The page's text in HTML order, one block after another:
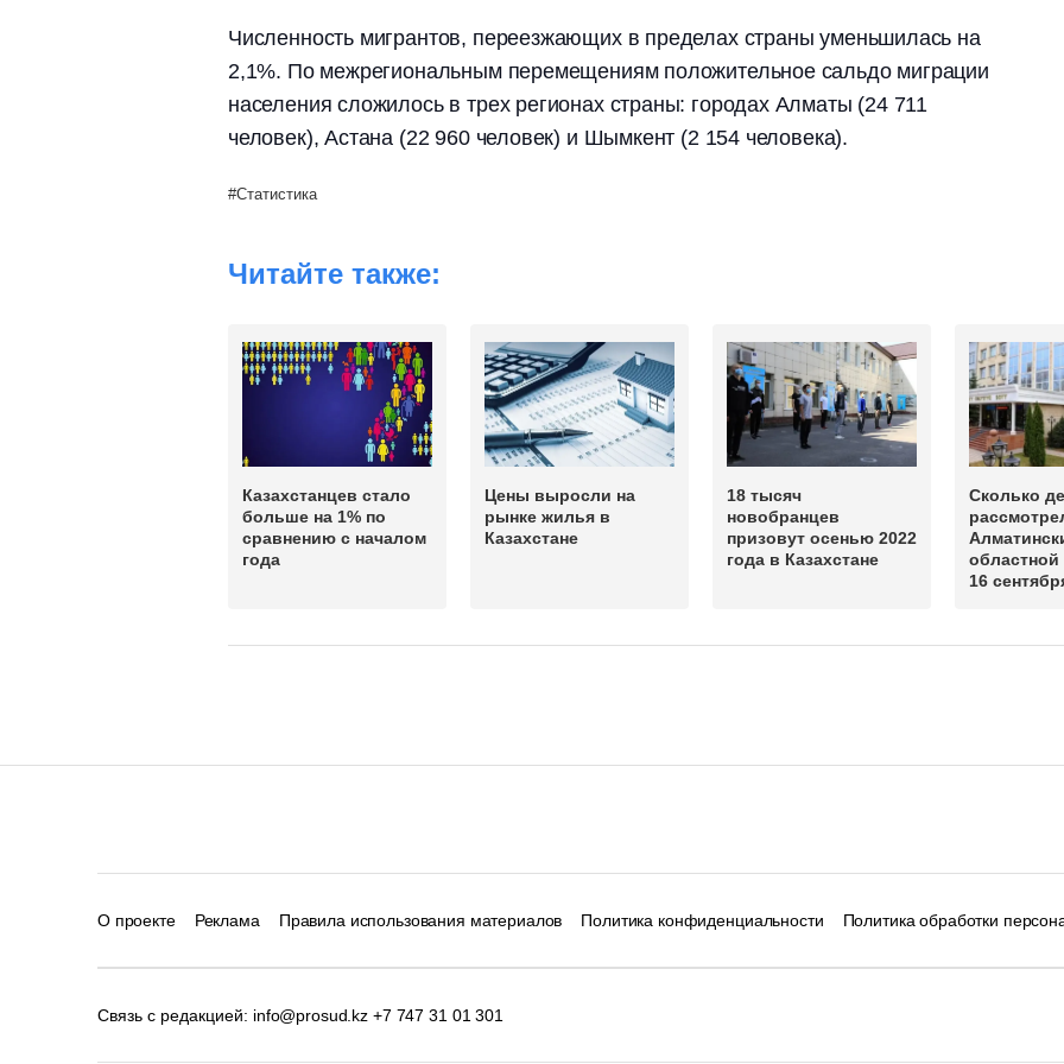
Численность мигрантов, переезжающих в пределах страны уменьшилась на
2,1%. По межрегиональным перемещениям положительное сальдо миграции
населения сложилось в трех регионах страны: городах Алматы (24 711
человек), Астана (22 960 человек) и Шымкент (2 154 человека).
Статистика
Читайте также:
Казахстанцев стало
больше на 1% по
сравнению с началом
года
Цены выросли на
рынке жилья в
Казахстане
18 тысяч
новобранцев
призовут осенью 2022
года в Казахстане
Сколько
областной
16
О проекте Реклама Правила использования материалов Политика конфиденциальности Политика обработки
Связь с редакцией: info@prosud.kz +7 747 31 01 301